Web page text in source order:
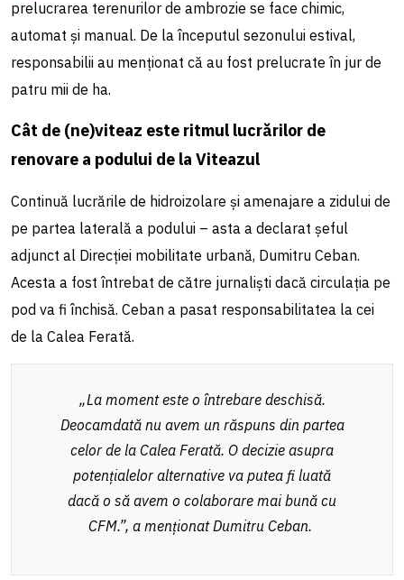
prelucrarea terenurilor de ambrozie se face chimic,
automat și manual. De la începutul sezonului estival,
responsabilii au menționat că au fost prelucrate în jur de
patru mii de ha.
Cât de (ne)viteaz este ritmul lucrărilor de
renovare a podului de la Viteazul
Continuă lucrările de hidroizolare și amenajare a zidului de
pe partea laterală a podului – asta a declarat șeful
adjunct al Direcției mobilitate urbană, Dumitru Ceban.
Acesta a fost întrebat de către jurnaliști dacă circulația pe
pod va fi închisă. Ceban a pasat responsabilitatea la cei
de la Calea Ferată.
„La moment este o întrebare deschisă.
Deocamdată nu avem un răspuns din partea
celor de la Calea Ferată. O decizie asupra
potențialelor alternative va putea fi luată
dacă o să avem o colaborare mai bună cu
CFM.”, a menționat Dumitru Ceban.